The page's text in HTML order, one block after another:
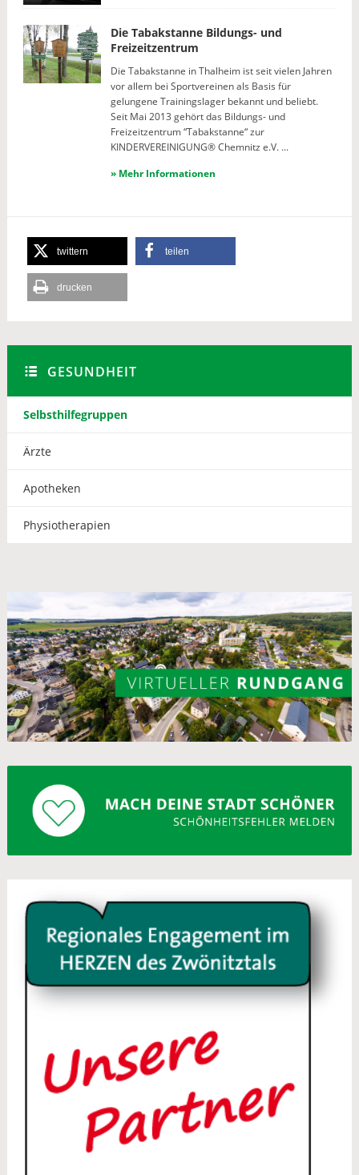
Die Tabakstanne Bildungs- und
Freizeitzentrum
Die Tabakstanne in Thalheim ist seit vielen Jahren
vor allem bei Sportvereinen als Basis für
gelungene Trainingslager bekannt und beliebt.
Seit Mai 2013 gehört das Bildungs- und
Freizeitzentrum “Tabakstanne“ zur
KINDERVEREINIGUNG® Chemnitz e.V. ...
» Mehr Informationen
twittern teilen
drucken
GESUNDHEIT
Selbsthilfegruppen
Ärzte
Apotheken
Physiotherapien